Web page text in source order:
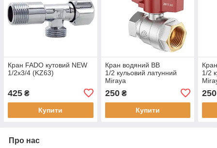
Кран FADO кутовий NEW
1/2х3/4 (KZ63)
425 ₴
Купити
Кран водяний ВВ
1/2 кульовий латунний
Miraya
250₴
Купити
1/2
250
Про нас